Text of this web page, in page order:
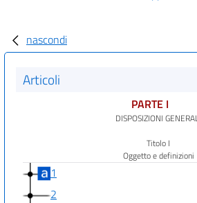
nascondi
Articoli
PARTE I
DISPOSIZIONI
Titolo I
Oggetto e definizioni
1
2